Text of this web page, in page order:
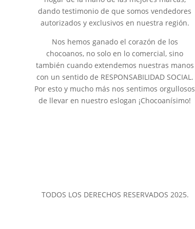
dando testimonio de que somos vendedores
autorizados y exclusivos en nuestra región.
Nos hemos ganado el corazón de los
chocoanos, no solo en lo comercial, sino
también cuando extendemos nuestras manos
con un sentido de RESPONSABILIDAD SOCIAL.
Por esto y mucho más nos sentimos orgullosos
de llevar en nuestro eslogan ¡Chocoanísimo!
TODOS LOS DERECHOS RESERVADOS 2025.